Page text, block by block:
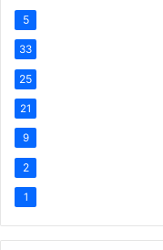
5
33
25
21
9
2
1